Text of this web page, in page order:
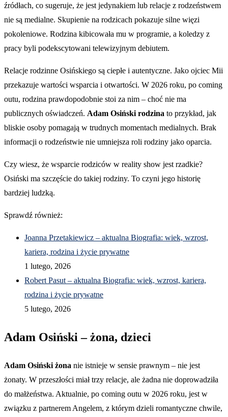
źródłach, co sugeruje, że jest jedynakiem lub relacje z rodzeństwem
nie są medialne. Skupienie na rodzicach pokazuje silne więzi
pokoleniowe. Rodzina kibicowała mu w programie, a koledzy z
pracy byli podekscytowani telewizyjnym debiutem.
Relacje rodzinne Osińskiego są ciepłe i autentyczne. Jako ojciec Mii
przekazuje wartości wsparcia i otwartości. W 2026 roku, po coming
outu, rodzina prawdopodobnie stoi za nim – choć nie ma
publicznych oświadczeń. Adam Osiński rodzina to przykład, jak
bliskie osoby pomagają w trudnych momentach medialnych. Brak
informacji o rodzeństwie nie umniejsza roli rodziny jako oparcia.
Czy wiesz, że wsparcie rodziców w reality show jest rzadkie?
Osiński ma szczęście do takiej rodziny. To czyni jego historię
bardziej ludzką.
Sprawdź również:
Joanna Przetakiewicz – aktualna Biografia: wiek, wzrost,
kariera, rodzina i życie prywatne
1 lutego, 2026
Robert Pasut – aktualna Biografia: wiek, wzrost, kariera,
rodzina i życie prywatne
5 lutego, 2026
Adam Osiński – żona, dzieci
Adam Osiński żona nie istnieje w sensie prawnym – nie jest
żonaty. W przeszłości miał trzy relacje, ale żadna nie doprowadziła
do małżeństwa. Aktualnie, po coming outu w 2026 roku, jest w
związku z partnerem Angelem, z którym dzieli romantyczne chwile,